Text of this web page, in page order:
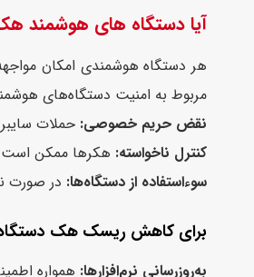
آیا دستگاه های هوشمند
هر دستگاه هوشمندی امکان
مربوط به امنیت دستگاه‌های
نقض حریم خصوصی: حملات
کنترل ناخواسته: هکرها ممکن است
سوءاستفاده از دستگاه‌ها: در صورت
برای کاهش ریسک هک
به‌روزرسانی نرم‌افزارها: همواره